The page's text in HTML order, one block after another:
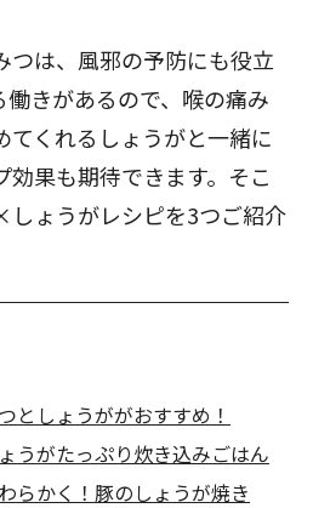
つは、風邪の予防にも役立
働きがあるので、喉の痛み
てくれるしょうがと一緒に
果も期待できます。そこ
ょうがレシピを3つご紹介
としょうががおすすめ！
うがたっぷり炊き込みごはん
らかく！豚のしょうが焼き